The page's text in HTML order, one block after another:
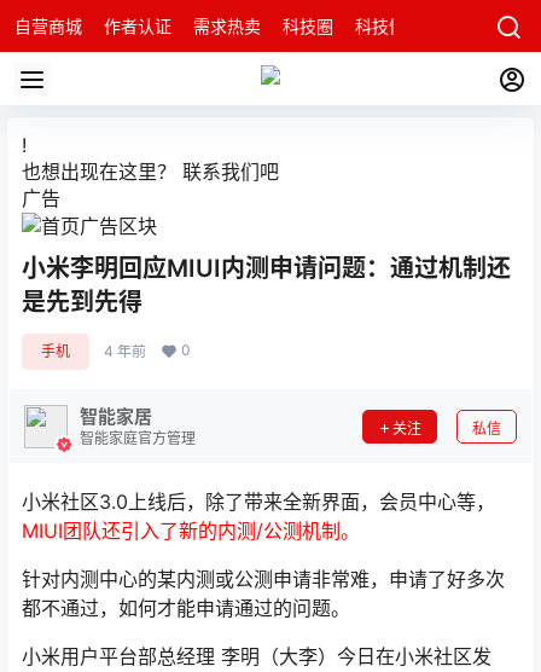
自营商城 作者认证 需求热卖 科技圈 科技快讯 智能科技问
!
也想出现在这里？ 联系我们吧
广告
小米李明回应MIUI内测申请问题：通过机制还
是先到先得
手机 4 年前 0
智能家居
智能家庭官方管理
关注 私信
小米社区3.0上线后，除了带来全新界面，会员中心等，
MIUI团队还引入了新的内测/公测机制。
针对内测中心的某内测或公测申请非常难，申请了好多次
都不通过，如何才能申请通过的问题。
小米用户平台部总经理 李明（大李）今日在小米社区发